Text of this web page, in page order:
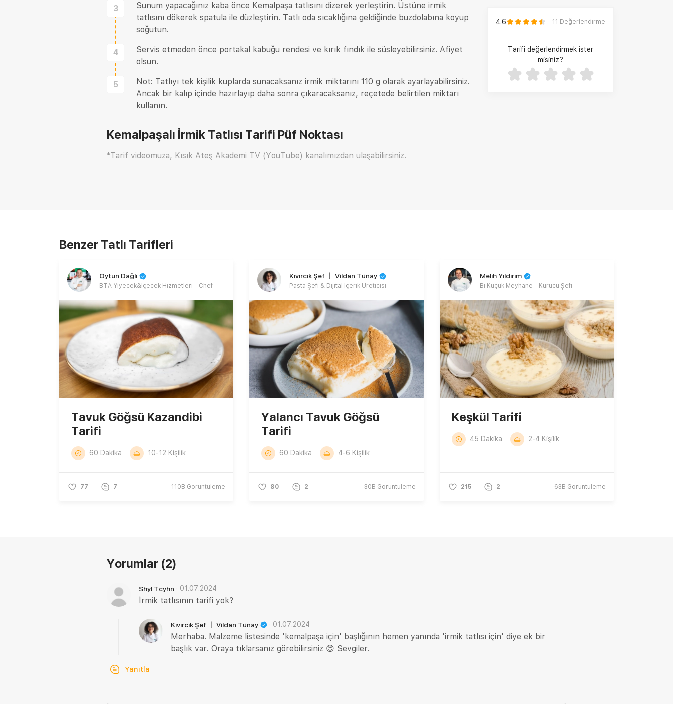
3
Sunum yapacağınız kaba önce Kemalpaşa tatlısını dizerek yerleştirin. Üstüne irmik
tatlısını dökerek spatula ile düzleştirin. Tatlı oda sıcaklığına geldiğinde buzdolabına koyup
soğutun.
4
Servis etmeden önce portakal kabuğu rendesi ve kırık fındık ile süsleyebilirsiniz. Afiyet
olsun.
5
Not: Tatlıyı tek kişilik kuplarda sunacaksanız irmik miktarını 110 g olarak ayarlayabilirsiniz.
Ancak bir kalıp içinde hazırlayıp daha sonra çıkaracaksanız, reçetede belirtilen miktarı
kullanın.
Kemalpaşalı İrmik Tatlısı Tarifi Püf Noktası
*Tarif videomuza, Kısık Ateş Akademi TV (YouTube) kanalımızdan ulaşabilirsiniz.
4.6 11 Değerlendirme
Tarifi değerlendirmek ister
misiniz?
Benzer Tatlı Tarifleri
Oytun Dağlı
BTA Yiyecek&İçecek Hizmetleri - Chef
Tavuk Göğsü Kazandibi
Tarifi
60 Dakika 10-12 Kişilik
77 7 110B Görüntüleme
Kıvırcık Şef 〡 Vildan Tünay
Pasta Şefi & Dijital İçerik Üreticisi
Yalancı Tavuk Göğsü
Tarifi
60 Dakika 4-6 Kişilik
80 2 30B Görüntüleme
Melih Yıldırım
Bi Küçük Meyhane - Kurucu Şefi
Keşkül Tarifi
45 Dakika 2-4 Kişilik
215 2 63B Görüntüleme
Yorumlar (2)
Shyl Tcyhn · 01.07.2024
İrmik tatlısının tarifi yok?
Kıvırcık Şef 〡 Vildan Tünay · 01.07.2024
Merhaba. Malzeme listesinde 'kemalpaşa için' başlığının hemen yanında 'irmik tatlısı için' diye ek bir
başlık var. Oraya tıklarsanız görebilirsiniz 😊 Sevgiler.
Yanıtla